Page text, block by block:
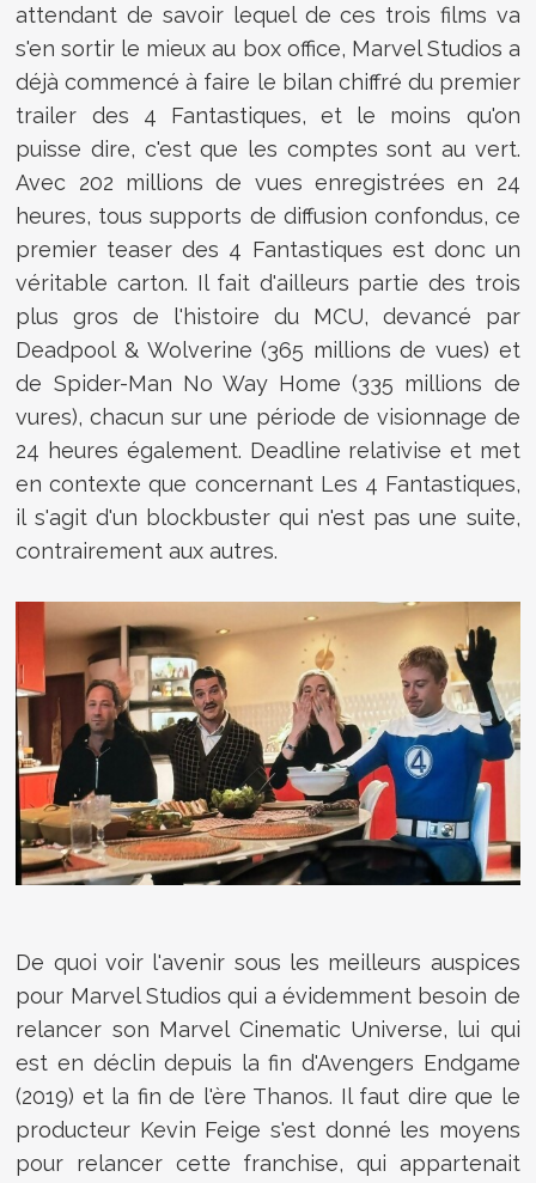
attendant de savoir lequel de ces trois films va
s'en sortir le mieux au box office, Marvel Studios a
déjà commencé à faire le bilan chiffré du premier
trailer des 4 Fantastiques, et le moins qu'on
puisse dire, c'est que les comptes sont au vert.
Avec 202 millions de vues enregistrées en 24
heures, tous supports de diffusion confondus, ce
premier teaser des 4 Fantastiques est donc un
véritable carton. Il fait d'ailleurs partie des trois
plus gros de l'histoire du MCU, devancé par
Deadpool & Wolverine (365 millions de vues) et
de Spider-Man No Way Home (335 millions de
vures), chacun sur une période de visionnage de
24 heures également. Deadline relativise et met
en contexte que concernant Les 4 Fantastiques,
il s'agit d'un blockbuster qui n'est pas une suite,
contrairement aux autres.
De quoi voir l'avenir sous les meilleurs auspices
pour Marvel Studios qui a évidemment besoin de
relancer son Marvel Cinematic Universe, lui qui
est en déclin depuis la fin d'Avengers Endgame
(2019) et la fin de l'ère Thanos. Il faut dire que le
producteur Kevin Feige s'est donné les moyens
pour relancer cette franchise, qui appartenait